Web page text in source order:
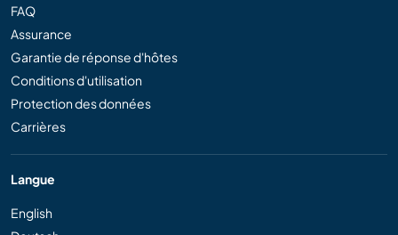
FAQ
Assurance
Garantie de réponse d'hôtes
Conditions d'utilisation
Protection des données
Carrières
Langue
English